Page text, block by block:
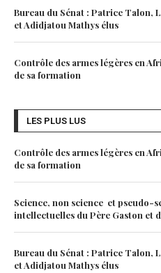
Bureau du Sénat : Patrice Talon,
et Adidjatou Mathys élus
Contrôle des armes légères en
de sa formation
LES PLUS LUS
Contrôle des armes légères en
de sa formation
Science, non science et pseudo-
intellectuelles du Père Gaston et
Bureau du Sénat : Patrice Talon,
et Adidjatou Mathys élus